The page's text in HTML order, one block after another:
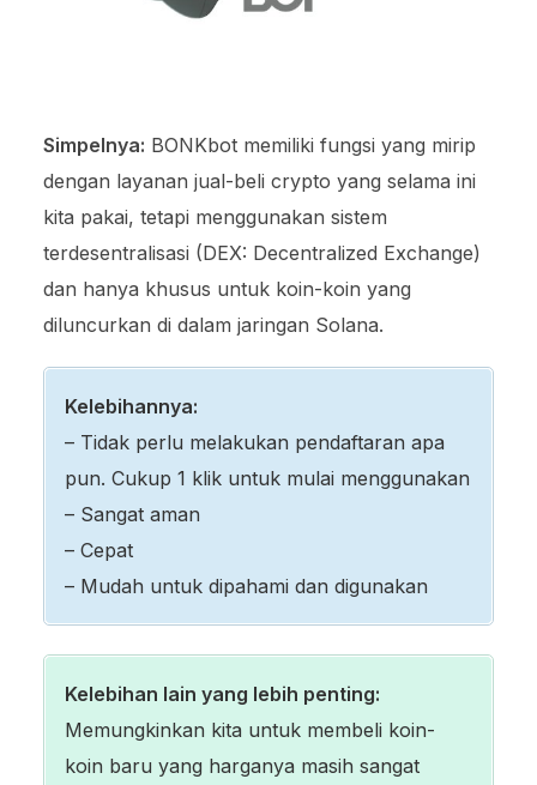
Simpelnya: BONKbot memiliki fungsi yang mirip
dengan layanan jual-beli crypto yang selama ini
kita pakai, tetapi menggunakan sistem
terdesentralisasi (DEX: Decentralized Exchange)
dan hanya khusus untuk koin-koin yang
diluncurkan di dalam jaringan Solana.
Kelebihannya:
– Tidak perlu melakukan pendaftaran apa
pun. Cukup 1 klik untuk mulai menggunakan
– Sangat aman
– Cepat
– Mudah untuk dipahami dan digunakan
Kelebihan lain yang lebih penting:
Memungkinkan kita untuk membeli koin-
koin baru yang harganya masih sangat